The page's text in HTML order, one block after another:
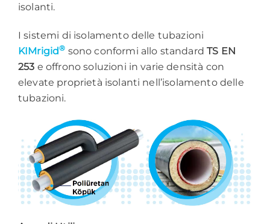
isolanti.
I sistemi di isolamento delle tubazioni
KIMrigid® sono conformi allo standardTS EN
253 e offrono soluzioni in varie densità con
elevate proprietà isolanti nell’isolamento delle
tubazioni.